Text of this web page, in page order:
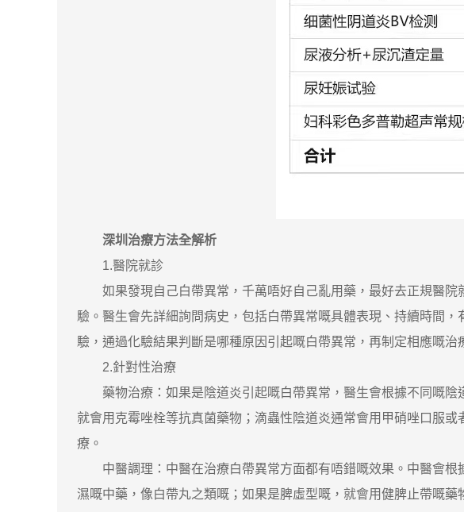
深圳治療方法全解析
1.醫院就診
如果發現自己白帶異常，千萬唔好自己亂用藥，最好去正規醫院
驗。醫生會先詳細詢問病史，包括白帶異常嘅具體表現、持續時間
驗，通過化驗結果判斷是哪種原因引起嘅白帶異常，再制定相應嘅治
2.針對性治療
藥物治療：如果是陰道炎引起嘅白帶異常，醫生會根據不同嘅陰
就會用克霉唑栓等抗真菌藥物；滴蟲性陰道炎通常會用甲硝唑口服
療。
中醫調理：中醫在治療白帶異常方面都有唔錯嘅效果。中醫會根
濕嘅中藥，像白帶丸之類嘅；如果是脾虛型嘅，就會用健脾止帶嘅